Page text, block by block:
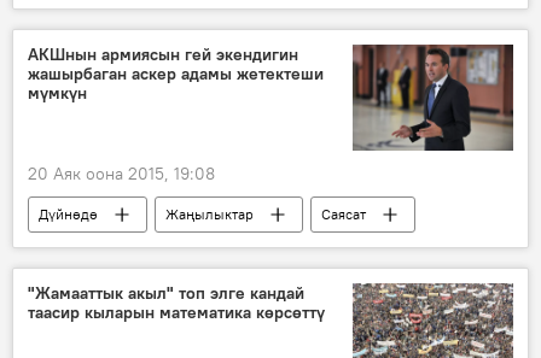
Жаңылыктар
Бишкек
Замирбек Сыргыбаев
самбо
бокс
күйөрман
АКШнын армиясын гей экендигин
жашырбаган аскер адамы жетектеши
мүмкүн
20 Аяк оона 2015, 19:08
Дүйнөдө Жаңылыктар
Саясат
АКШ
Барак Обама
Эрик Фэннинг
армия
гей
"Жамааттык акыл" топ элге кандай
таасир кыларын математика көрсөттү